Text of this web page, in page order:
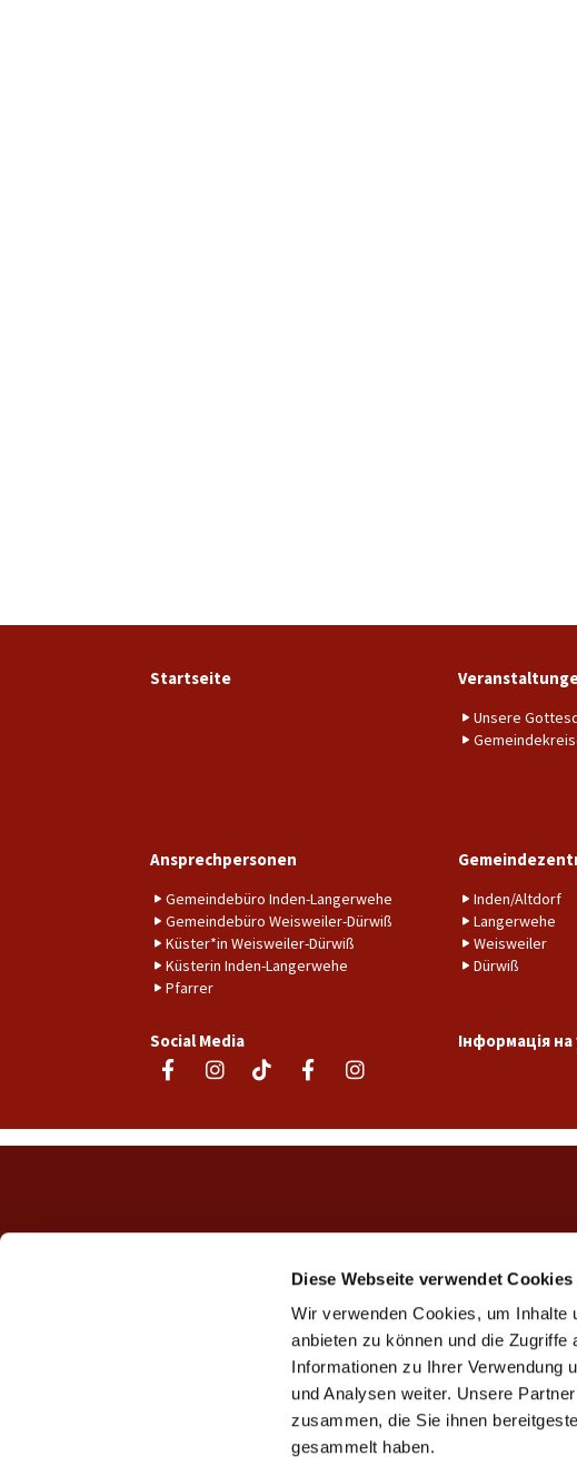
Diese Webseite verwendet Cookies
Wir verwenden Cookies, um Inhalte
anbieten zu können und die
Informationen zu Ihrer Verwendung
und Analysen weiter. Unsere
zusammen, die Sie ihnen
gesammelt haben.
Startseite
Unsere
Ansprechpersonen
Gemeindebüro Inden-Langerwehe
Gemeindebüro Weisweiler-Dürwiß
Küster*in Weisweiler-Dürwiß
Küsterin Inden-Langerwehe
Pfarrer
Inden/Altdorf
Langerwehe
Weisweiler
Dürwiß
Social Media Інформація на